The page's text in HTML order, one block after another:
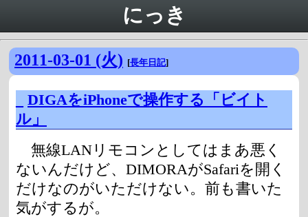
にっき
2011-03-01 (火) [長年日記]
DIGAをiPhoneで操作する「ビイト
ル」
無線LANリモコンとしてはまあ悪く
ないんだけど、DIMORAがSafariを開く
だけなのがいただけない。前も書いた
気がするが。